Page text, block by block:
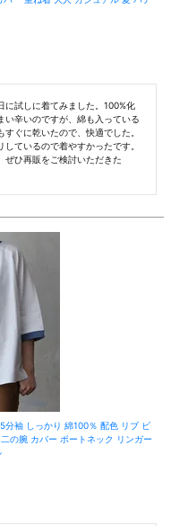
に試しに着てみました。100%化
い辛いのですが、綿も入っている
ぐに乾いたので、快適でした。
ているので着やすかったです。
ぜひ再販をご検討いただきた
分袖 しっかり 綿100％ 配色 リブ ビ
の腕 カバー ボートネック リンガー